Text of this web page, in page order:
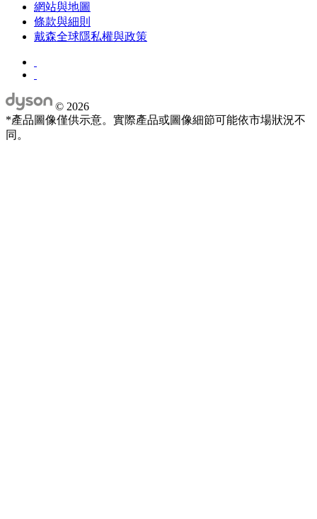
網站與地圖
條款與細則
戴森全球隱私權與政策
© 2026
*產品圖像僅供示意。實際產品或圖像細節可能依市場狀況不
同。